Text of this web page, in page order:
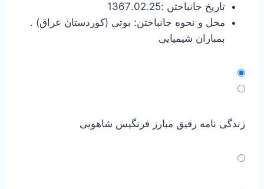
تاریخ جانباختن :1367.02.25
محل و نحوه جانباختن: بوتی (کوردستان عراق) .
بمباران شیمیایی
زندگی نامه رفیق مبارز فرنگیس شاهویی